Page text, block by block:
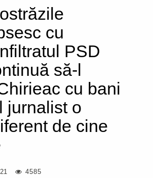
cu
PSD
să-l
cu bani
jurnalist o
de cine
4585